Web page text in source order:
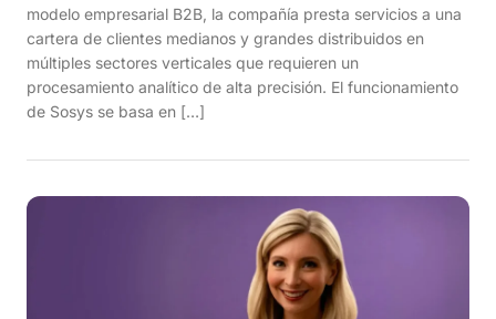
modelo empresarial B2B, la compañía presta servicios a una
cartera de clientes medianos y grandes distribuidos en
múltiples sectores verticales que requieren un
procesamiento analítico de alta precisión. El funcionamiento
de Sosys se basa en […]